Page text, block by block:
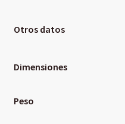
Otros datos
Dimensiones
Peso